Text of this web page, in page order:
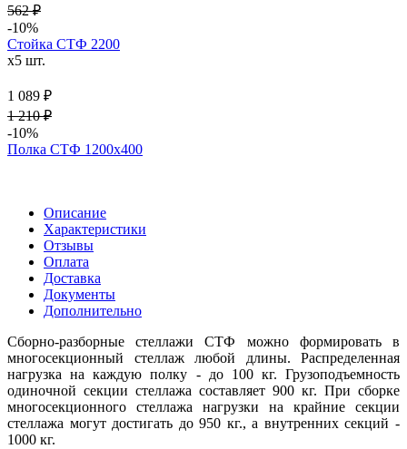
562 ₽
-10%
Стойка СТФ 2200
x5 шт.
1 089 ₽
1 210 ₽
-10%
Полка СТФ 1200х400
Описание
Характеристики
Отзывы
Оплата
Доставка
Документы
Дополнительно
Сборно-разборные стеллажи СТФ можно формировать в
многосекционный стеллаж любой длины. Распределенная
нагрузка на каждую полку - до 100 кг. Грузоподъемность
одиночной секции стеллажа составляет 900 кг. При сборке
многосекционного стеллажа нагрузки на крайние секции
стеллажа могут достигать до 950 кг., а внутренних секций -
1000 кг.